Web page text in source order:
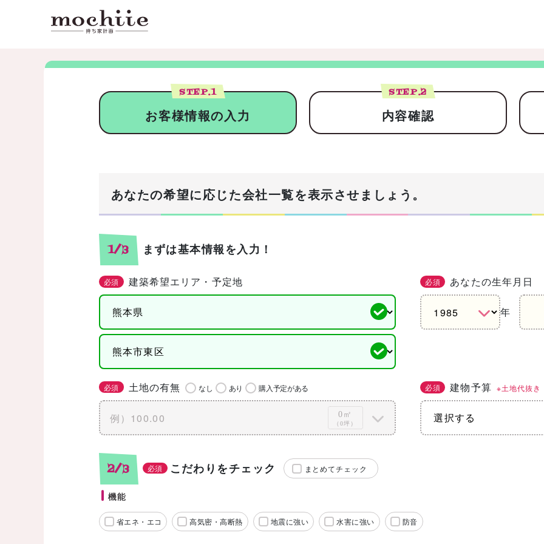
STEP.1
お客様情報の入力
STEP.2
内容確認
あなたの希望に応じた会社一覧を表示させましょう。
1/3 まずは基本情報を入力！
必須 建築希望エリア・予定地 必須 あなたの生年月日
年
必須 土地の有無 なし あり 購入予定がある
0㎡
（0坪）
必須 建物予算 ※土地代抜き
2/3 必須 こだわりをチェック まとめてチェック
機能
省エネ・エコ 高気密・高断熱 地震に強い 水害に強い 防音